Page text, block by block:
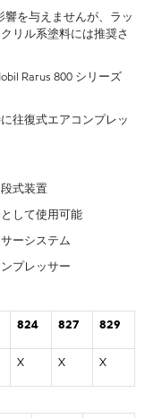
響を与えませんが、ラッ
リル系塗料には推奨さ
Rarus 800 シリーズ
往復式エアコンプレッ
式装置
して使用可能
ーシステム
プレッサー
824 827 829
X X
X